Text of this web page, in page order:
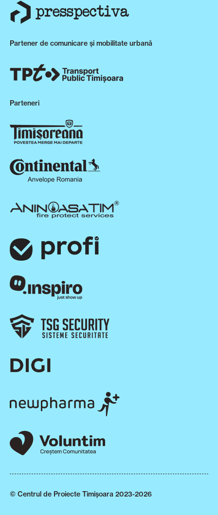
Partener de comunicare și mobilitate urbană
Parteneri
© Centrul de Proiecte Timișoara 2023-2026